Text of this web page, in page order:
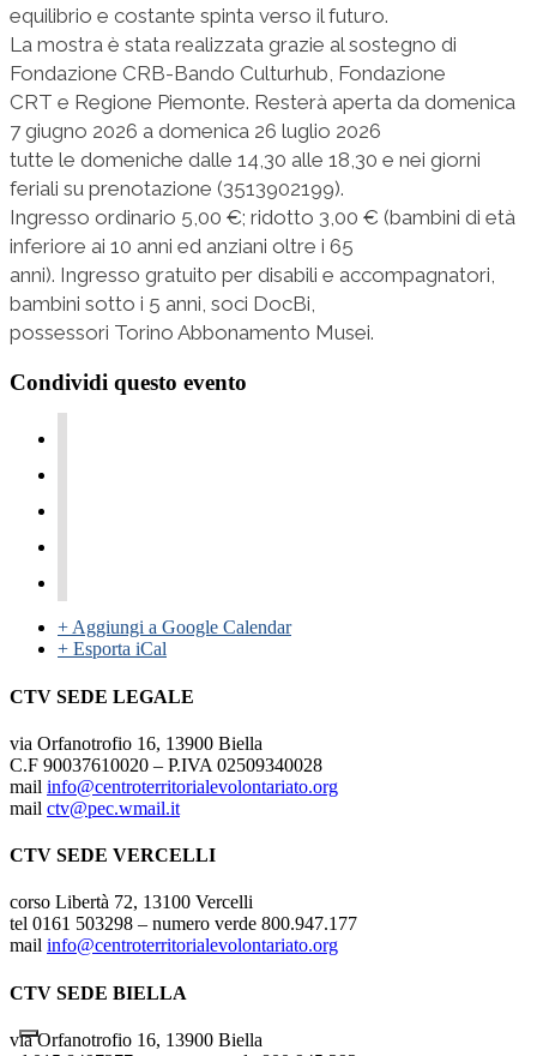
equilibrio e costante spinta verso il futuro.
La mostra è stata realizzata grazie al sostegno di
Fondazione CRB-Bando Culturhub, Fondazione
CRT e Regione Piemonte. Resterà aperta da domenica
7 giugno 2026 a domenica 26 luglio 2026
tutte le domeniche dalle 14,30 alle 18,30 e nei giorni
feriali su prenotazione (3513902199).
Ingresso ordinario 5,00 €; ridotto 3,00 € (bambini di età
inferiore ai 10 anni ed anziani oltre i 65
anni). Ingresso gratuito per disabili e accompagnatori,
bambini sotto i 5 anni, soci DocBi,
possessori Torino Abbonamento Musei.
Condividi questo evento
+ Aggiungi a Google Calendar
+ Esporta iCal
CTV SEDE LEGALE
via Orfanotrofio 16, 13900 Biella
C.F 90037610020 – P.IVA 02509340028
mail info@centroterritorialevolontariato.org
mail ctv@pec.wmail.it
CTV SEDE VERCELLI
corso Libertà 72, 13100 Vercelli
tel 0161 503298 – numero verde 800.947.177
mail info@centroterritorialevolontariato.org
CTV SEDE BIELLA
via Orfanotrofio 16, 13900 Biella